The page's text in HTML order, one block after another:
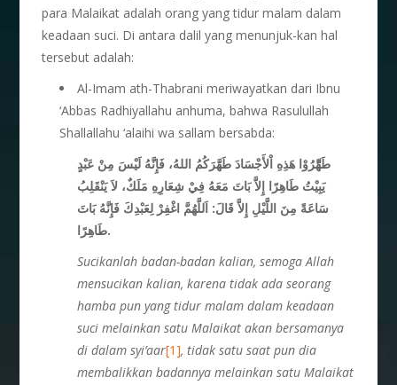
para Malaikat adalah orang yang tidur malam dalam
keadaan suci. Di antara dalil yang menunjuk-kan hal
tersebut adalah:
Al-Imam ath-Thabrani meriwayatkan dari Ibnu
‘Abbas Radhiyallahu anhuma, bahwa Rasulullah
Shallallahu ‘alaihi wa sallam bersabda:
طَهِّّرُوْا هَذِهِ اْلأَجْسَادَ طَهَّرَكُمُ اللهُ، فَإِنَّهُ لَيْسَ مِنْ عَبْدٍ
يَبِيْتُ طَاهِرًا إِلاَّ بَاتَ مَعَهُ فِيْ شِعَارِهِ مَلَكٌ، لاَ يَنْقَلِبُ
سَاعَةً مِنَ اللَّيْلِ إِلاَّ قَالَ: اَللَّهُمَّ اغْفِرْ لِعَبْدِكَ فَإِنَّهُ بَاتَ
طَاهِرًا.
Sucikanlah badan-badan kalian, semoga Allah
mensucikan kalian, karena tidak ada seorang
hamba pun yang tidur malam dalam keadaan
suci melainkan satu Malaikat akan bersamanya
di dalam syi’aar[1], tidak satu saat pun dia
membalikkan badannya melainkan satu Malaikat